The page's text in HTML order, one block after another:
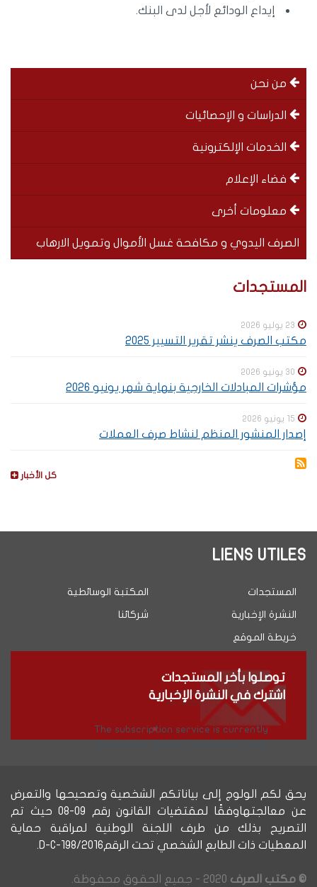
menu
left
من نحن
الدراسات و الإحصائيات
الخدمات الإلكترونية
فضاء الإعلام
معلومات أخرى
الصرف اليدوي و مكافحة غسل الأموال وتمويل الارهاب
SOUS-
Special
المستجدات
23 يوليو 2026
مكتب الصرف ينشر تقرير التسيير 2025
30 يونيو 2026
مؤشرات المبادلات الخارجية بنهاية شهر يونيو 2026
15 يونيو 2026
إصدار المنشور المنظم لنشاط صرف العملات
كل الأخبار
إيداع الودائع لأجل لدى البنك.
LIENS UTILES
المستجدات
النشرة الإخبارية
خريطة الموقع
المكتبة الوسائطية
شركائنا
توصلوا بأخر المستجدات
اشترك في النشرة الإخبارية
The subscription service is currently
يحق لكم الولوج إلى بياناتكم الشخصية وتصحيحها والتعرض
عن معالجتهاوفقًا لمقتضيات القانون رقم 09-08 حيث تم
التصريح بذلك من طرف اللجنة الوطنية لمراقبة حماية
المعطيات ذات الطابع الشخصي تحت الرقمD-C-198/2016.
© مكتب الصرف